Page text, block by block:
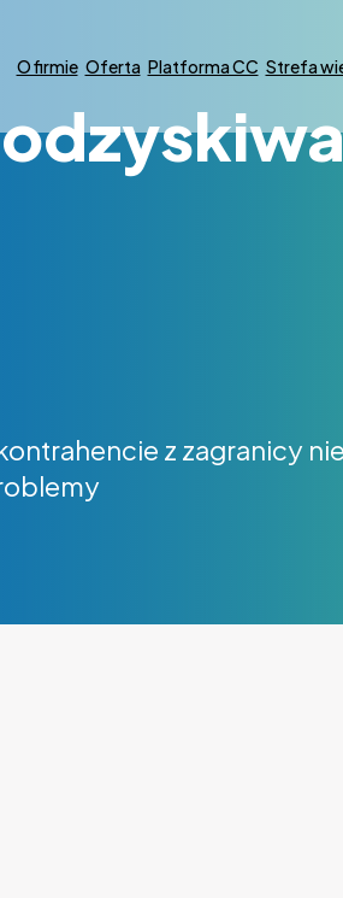
O firmie Oferta Platforma CC Strefa
z zagranicy nie